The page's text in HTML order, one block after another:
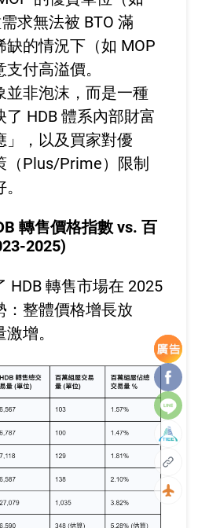
求無法被 BTO 滿
缺的情況下（如 MOP
付高溢價。
並非泡沫，而是一種
HDB 體系內部財富
」，以及買家對優
（Plus/Prime）限制
轉售價格指數 vs. 百
2025)
HDB 轉售市場在 2025
：整體價格增長放
增。
Line
複製
回到